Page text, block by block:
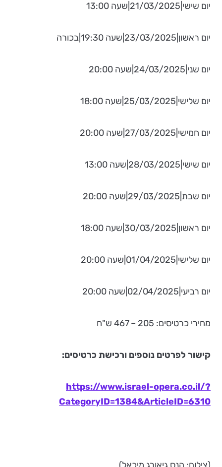
יום שישי|21/03/2025|שעה 13:00
יום ראשון|23/03/2025|שעה 19:30|בכורה
יום שני|24/03/2025|שעה 20:00
יום שלישי|25/03/2025|שעה 18:00
יום חמישי|27/03/2025|שעה 20:00
יום שישי|28/03/2025|שעה 13:00
יום שבת|29/03/2025|שעה 20:00
יום ראשון|30/03/2025|שעה 18:00
יום שלישי|01/04/2025|שעה 20:00
יום רביעי|02/04/2025|שעה 20:00
מחירי כרטיסים: 205 – 467 ש"ח
קישור לפרטים נוספים ורכישת כרטיסים:
https://www.israel-opera.co.il/?
CategoryID=1384&ArticleID=6310